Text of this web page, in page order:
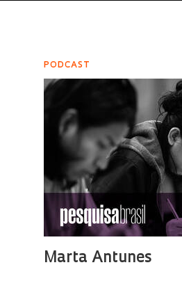
PODCAST
Marta Antunes